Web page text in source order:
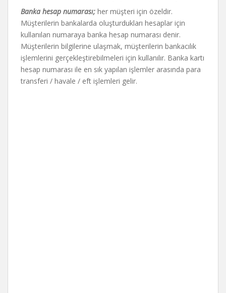
Banka hesap numarası; her müşteri için özeldir.
Müşterilerin bankalarda oluşturdukları hesaplar için
kullanılan numaraya banka hesap numarası denir.
Müşterilerin bilgilerine ulaşmak, müşterilerin bankacılık
işlemlerini gerçekleştirebilmeleri için kullanılır. Banka kartı
hesap numarası ile en sık yapılan işlemler arasında para
transferi / havale / eft işlemleri gelir.